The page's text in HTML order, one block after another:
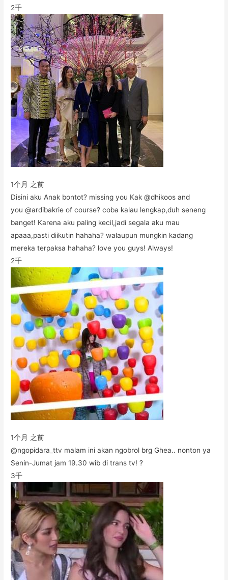
2千
1个月 之前
Disini aku Anak bontot? missing you Kak @dhikoos and
you @ardibakrie of course? coba kalau lengkap,duh seneng
banget! Karena aku paling kecil,jadi segala aku mau
apaaa,pasti diikutin hahaha? walaupun mungkin kadang
mereka terpaksa hahaha? love you guys! Always!
2千
1个月 之前
@ngopidara_ttv malam ini akan ngobrol brg Ghea.. nonton ya
Senin-Jumat jam 19.30 wib di trans tv! ?
3千